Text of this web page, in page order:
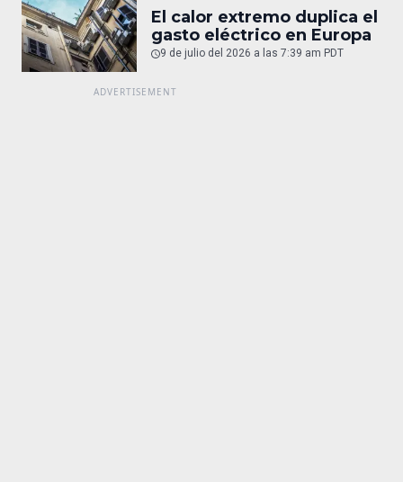
El calor extremo duplica el
gasto eléctrico en Europa
9 de julio del 2026 a las 7:39 am PDT